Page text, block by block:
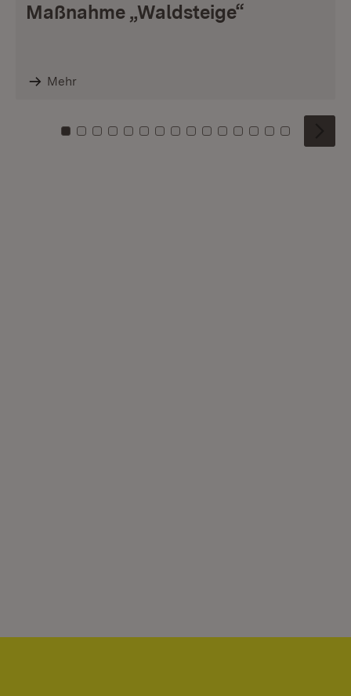
Maßnahme „Waldsteige“
Mehr
Zu Kachel: 0
Zu Kachel: 1
Zu Kachel: 2
Zu Kachel: 3
Zu Kachel: 4
Zu Kachel: 5
Zu Kachel: 6
Zu Kachel: 7
Zu Kachel: 8
Zu Kachel: 9
Zu Kachel: 10
Zu Kachel: 11
Zu Kachel: 12
Zu Kachel:
Zu